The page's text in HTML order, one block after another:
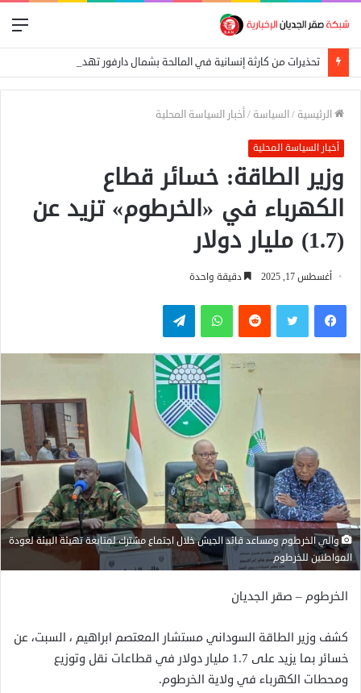
الرئيسية /السياسة /أخبار السياسة المحلية
أخبار السياسة المحلية
وزير الطاقة: خسائر قطاع
الكهرباء في «الخرطوم» تزيد عن
(1.7) مليار دولار
أغسطس 17, 2025 دقيقة واحدة
فيسبوكتويتر واتساب تيلقرام
والي الخرطوم ومساعد قائد الجيش خلال اجتماع مشترك لمتابعة تهيئة البيئة لعودة
المواطنين للخرطوم
الخرطوم – صقر الجديان
كشف وزير الطاقة السوداني مستشار المعتصم ابراهيم ، السبت، عن
خسائر بما يزيد على 1.7 مليار دولار في قطاعات نقل وتوزيع
ومحطات الكهرباء في ولاية الخرطوم.